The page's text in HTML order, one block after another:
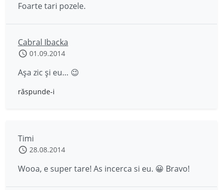
Foarte tari pozele.
Cabral Ibacka
01.09.2014
Așa zic și eu… 😉
răspunde-i
Timi
28.08.2014
Wooa, e super tare! As incerca si eu. 😀 Bravo!